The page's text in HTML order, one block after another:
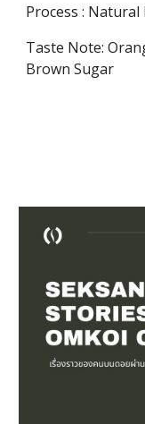
Process : Natural
Taste Note:
Brown Sugar